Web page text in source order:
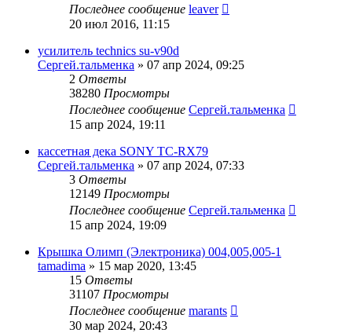
Последнее сообщение leaver
20 июл 2016, 11:15
усилитель technics su-v90d
Сергей.тальменка » 07 апр 2024, 09:25
2 Ответы
38280 Просмотры
Последнее сообщение Сергей.тальменка
15 апр 2024, 19:11
кассетная дека SONY TC-RX79
Сергей.тальменка » 07 апр 2024, 07:33
3 Ответы
12149 Просмотры
Последнее сообщение Сергей.тальменка
15 апр 2024, 19:09
Крышка Олимп (Электроника) 004,005,005-1
tamadima » 15 мар 2020, 13:45
15 Ответы
31107 Просмотры
Последнее сообщение marants
30 мар 2024, 20:43